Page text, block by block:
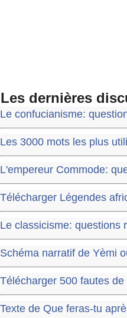
Les dernières
Le confucianisme:
Les 3000 mots les plus
L'empereur Commode:
Télécharger Légendes
Le classicisme: questions
Schéma narratif de Yèmi
Télécharger 500 fautes
Texte de Que feras-tu